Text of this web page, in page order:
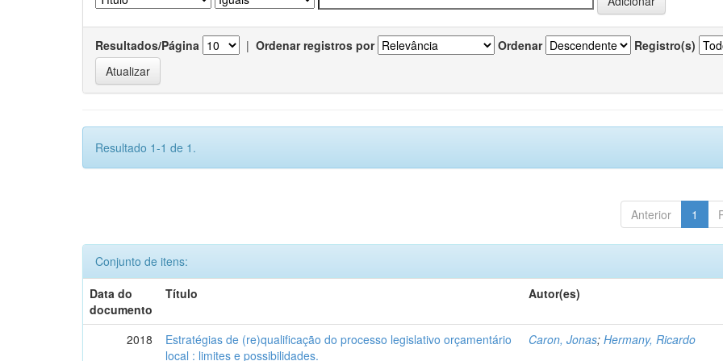
Resultados/Página | Ordenar registros por Ordenar Registro(s)
Resultado 1-1 de 1.
Anterior 1
Conjunto de itens:
Data do
documento
Título Autor(es)
2018
Estratégias de (re)qualificação do processo legislativo orçamentário
local : limites e possibilidades.
Caron, Jonas;Hermany, Ricardo